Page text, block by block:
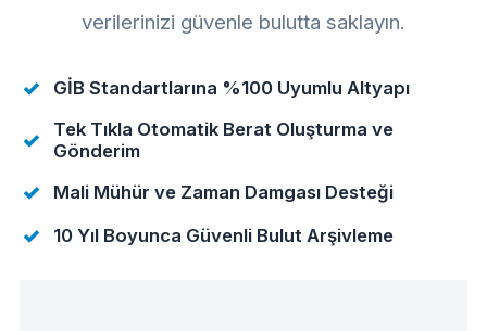
verilerinizi güvenle bulutta saklayın.
GİB Standartlarına %100 Uyumlu Altyapı
Tek Tıkla Otomatik Berat Oluşturma ve
Gönderim
Mali Mühür ve Zaman Damgası Desteği
10 Yıl Boyunca Güvenli Bulut Arşivleme